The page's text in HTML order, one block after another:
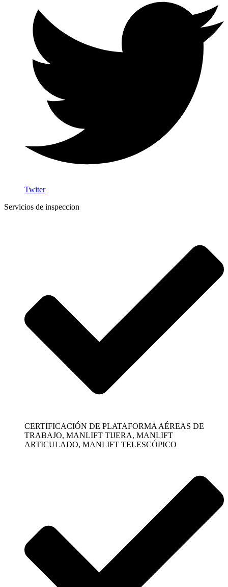
Twiter
Servicios de inspeccion
CERTIFICACIÓN DE PLATAFORMA AÉREAS DE
TRABAJO, MANLIFT TIJERA, MANLIFT
ARTICULADO, MANLIFT TELESCÓPICO